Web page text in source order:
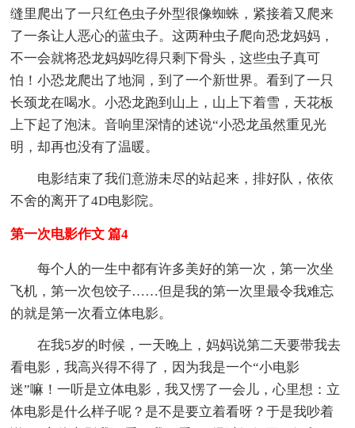
缝里爬出了一只红色虫子外型很像蜘蛛，紧接着又爬来
了一条让人恶心的蓝虫子。这两种虫子爬向恐龙妈妈，
不一会就将恐龙妈妈吃得只剩下骨头，这些虫子真可
怕！小恐龙爬出了地洞，到了一个新世界。看到了一只
长颈龙在喝水。小恐龙跑到山上，山上下着雪，天花板
上下起了泡沫。音响里深情的述说“小恐龙虽然重见光
明，却再也没有了温暖。
电影结束了我们意游未尽的站起来，排好队，依依
不舍的离开了4D电影院。
第一次电影作文 篇4
每个人的一生中都有许多美好的第一次，第一次坐
飞机，第一次包饺子……但是我的第一次里最令我难忘
的就是第一次看立体电影。
在我5岁的时候，一天晚上，妈妈说第二天要带我去
看电影，我高兴得不得了，因为我是一个“小电影
迷”嘛！一听是立体电影，我又愣了一会儿，心里想：立
体电影是什么样子呢？是不是要立着看呀？于是我吵着